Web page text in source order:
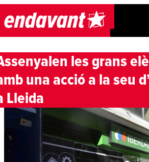
Skip to content
les grans
una acció a la seu
Lleida